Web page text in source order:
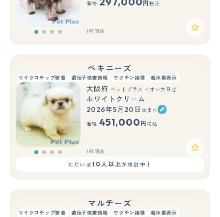
価格: 円 税込
1時間前
ペキニーズ
マイクロチップ装着 遺伝子検査情報 ワクチン接種 親体重表示
大阪府 ペットプラス イオン大日店
ホワイトクリーム
2026年5月20日 生まれ
価格:451,000 円 税込
1時間前
ただいま 10人以上が検討中！
マルチーズ
マイクロチップ装着 遺伝子検査情報 ワクチン接種 親体重表示